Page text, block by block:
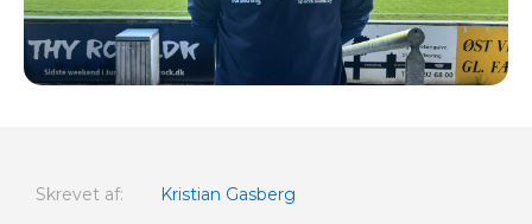
Skrevet af: Kristian Gasberg